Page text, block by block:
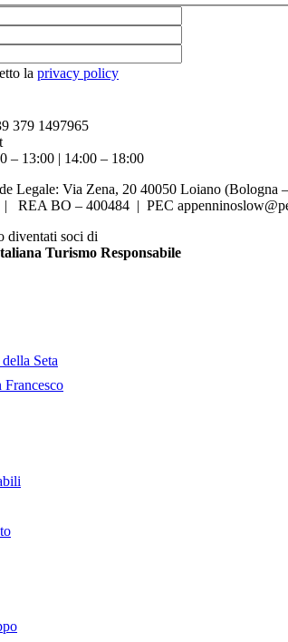
la privacy policy
379 1497965
– 13:00 | 14:00 – 18:00
Legale: Via Zena, 20 40050 Loiano (Bologna
REA BO – 400484 | PEC
diventati soci di
Turismo Responsabile
Seta
Francesco